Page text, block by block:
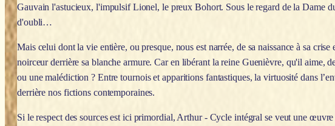
Gauvain l'astucieux, l'impulsif Lionel, le preux Bohort. Sous le regard de la Dame
d'oubli…
Mais celui dont la vie entière, ou presque, nous est narrée, de sa naissance à sa
noirceur derrière sa blanche armure. Car en libérant la reine Guenièvre, qu'il aime,
ou une malédiction ? Entre tournois et apparitions fantastiques, la virtuosité dans
derrière nos fictions contemporaines.
Si le respect des sources est ici primordial, Arthur - Cycle intégral se veut une œuvre